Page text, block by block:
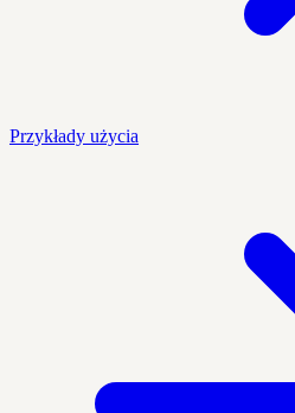
Przykłady użycia